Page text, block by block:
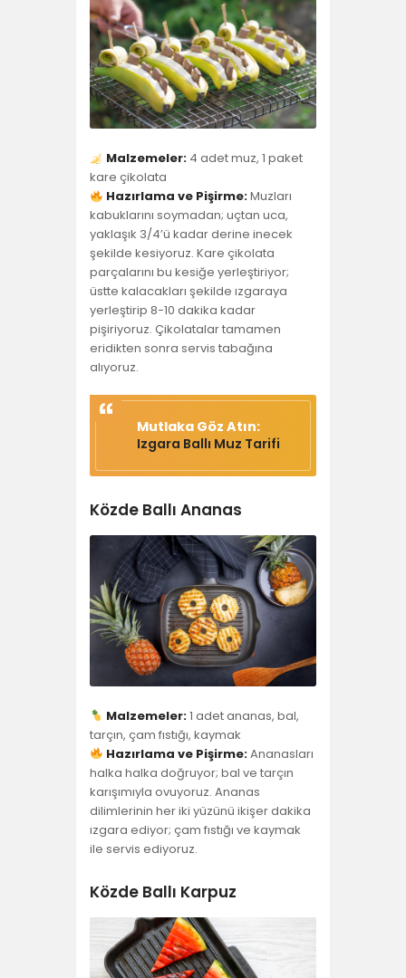
Malzemeler: 4 adet muz, 1 paket
kare çikolata
Hazırlama ve Pişirme:Muzları
kabuklarını soymadan; uçtan uca,
yaklaşık 3/4’ü kadar derine inecek
şekilde kesiyoruz. Kare çikolata
parçalarını bu kesiğe yerleştiriyor;
üstte kalacakları şekilde ızgaraya
yerleştirip 8-10 dakika kadar
pişiriyoruz. Çikolatalar tamamen
eridikten sonra servis tabağına
alıyoruz.
Mutlaka Göz Atın:
Izgara Ballı Muz Tarifi
Közde Ballı Ananas
Malzemeler:1 adet ananas, bal,
tarçın, çam fıstığı, kaymak
Hazırlama ve Pişirme:Ananasları
halka halka doğruyor; bal ve tarçın
karışımıyla ovuyoruz. Ananas
dilimlerinin her iki yüzünü ikişer dakika
ızgara ediyor; çam fıstığı ve kaymak
ile servis ediyoruz.
Közde Ballı Karpuz